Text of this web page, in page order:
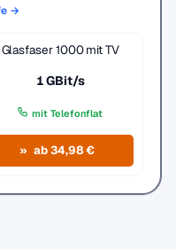
→
Glasfaser 1000 mit TV
1 GBit/s
mit Telefonflat
ab 34,98 €